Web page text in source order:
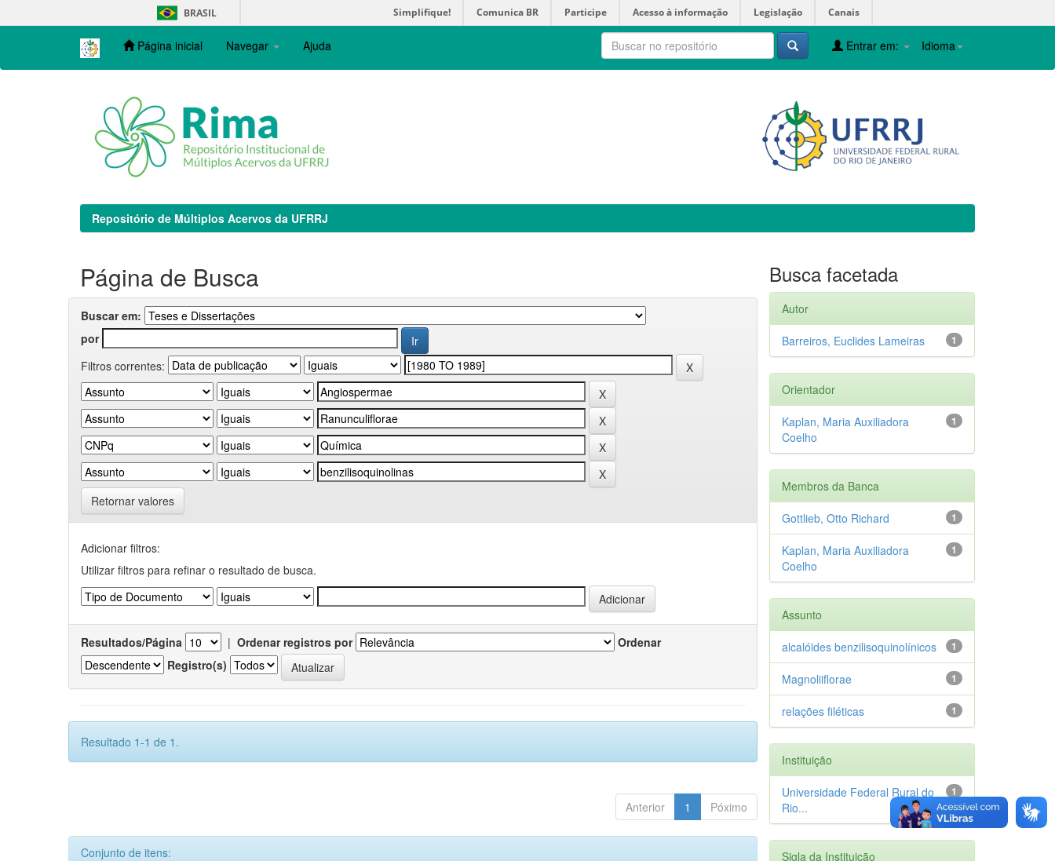
navigation
BRASIL Simplifique! Comunica BR Participe Acesso à informação Legislação Canais
Página inicial Navegar Ajuda Idioma
Entrar em:
Repositório de Múltiplos Acervos da UFRRJ
Página de Busca
Buscar em:
por
Filtros correntes:
Retornar valores
Adicionar filtros:
Utilizar filtros para refinar o resultado de busca.
Resultados/Página | Ordenar registros por
Ordenar
Registro(s)
Resultado 1-1 de 1.
Anterior 1 Póximo
Conjunto de itens:
Busca facetada
Autor
1
Barreiros, Euclides Lameiras
Orientador
1
Kaplan, Maria Auxiliadora
Coelho
Membros da Banca
1
Gottlieb, Otto Richard
1
Kaplan, Maria Auxiliadora
Coelho
Assunto
1
alcalóides benzilisoquinolínicos
1
Magnoliiflorae
1
relações filéticas
Instituição
1
Universidade Federal Rural do
Rio...
Sigla da Instituição